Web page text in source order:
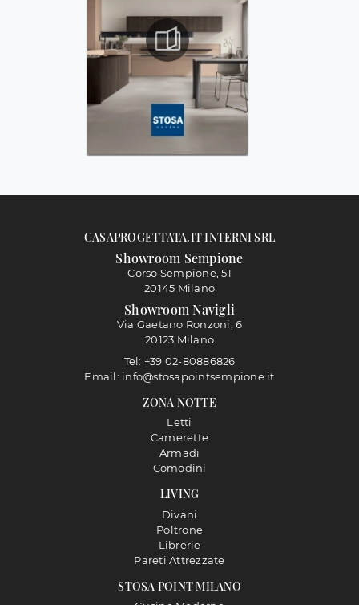
STOSA POINT MILANO
LIVING
Divani
Poltrone
Librerie
Pareti Attrezzate
ZONA NOTTE
Letti
Camerette
Armadi
Comodini
CASAPROGETTATA.IT INTERNI SRL
Showroom Sempione
Corso Sempione, 51
20145 Milano
Showroom Navigli
Via Gaetano Ronzoni, 6
20123 Milano
Tel: +39 02-80886826
Email: info@stosapointsempione.it